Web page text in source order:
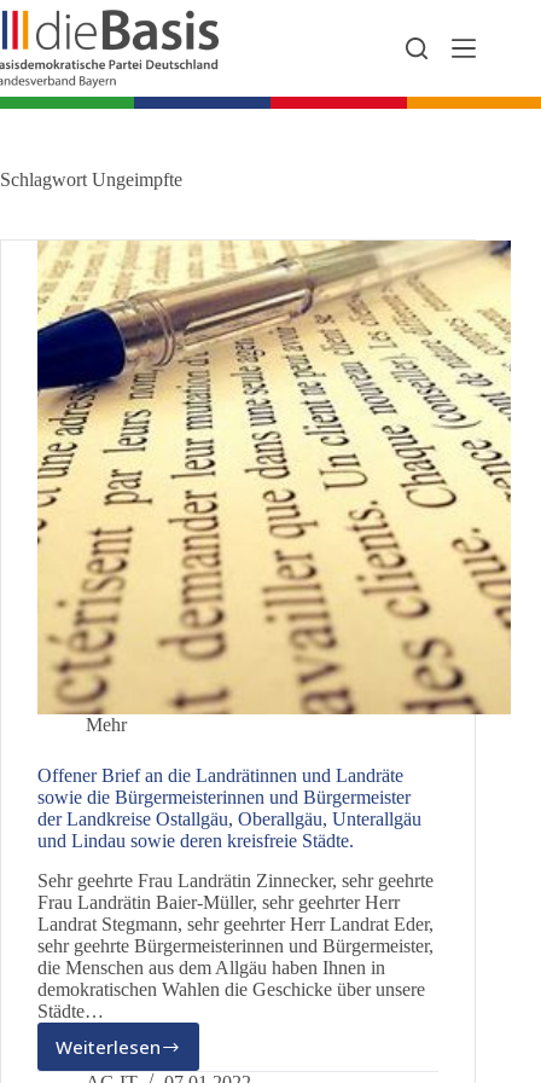
Zum
Inhalt
springen
Schlagwort Ungeimpfte
Mehr
Offener Brief an die Landrätinnen und Landräte
sowie die Bürgermeisterinnen und Bürgermeister
der Landkreise Ostallgäu, Oberallgäu, Unterallgäu
und Lindau sowie deren kreisfreie Städte.
Sehr geehrte Frau Landrätin Zinnecker, sehr geehrte
Frau Landrätin Baier-Müller, sehr geehrter Herr
Landrat Stegmann, sehr geehrter Herr Landrat Eder,
sehr geehrte Bürgermeisterinnen und Bürgermeister,
die Menschen aus dem Allgäu haben Ihnen in
demokratischen Wahlen die Geschicke über unsere
Städte…
Weiterlesen
Offener